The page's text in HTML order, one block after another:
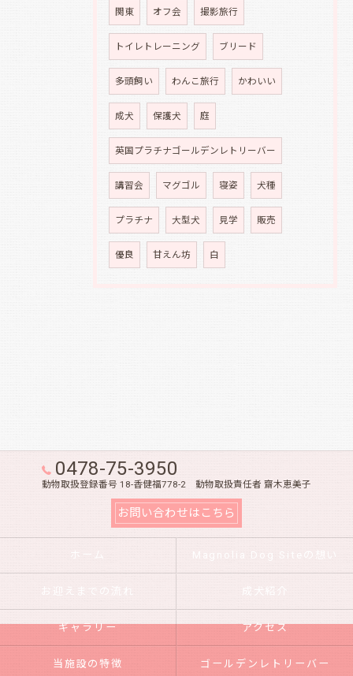
関東 オフ会 撮影旅行
トイレトレーニング ブリード
多頭飼い わんこ旅行 かわいい
成犬 保護犬 庭
英国プラチナゴールデンレトリーバー
講習会 マグゴル 寝姿 犬種
プラチナ 大型犬 見学 販売
優良 甘えん坊 白
0478-75-3950
動物取扱登録番号 18-香健福778-2 動物取扱責任者 齋木恵美子
お問い合わせはこちら
ホーム Magnolia Dog Siteの想い
お迎えまでの流れ 成犬紹介
ギャラリー アクセス
当施設の特徴 ゴールデンレトリーバー